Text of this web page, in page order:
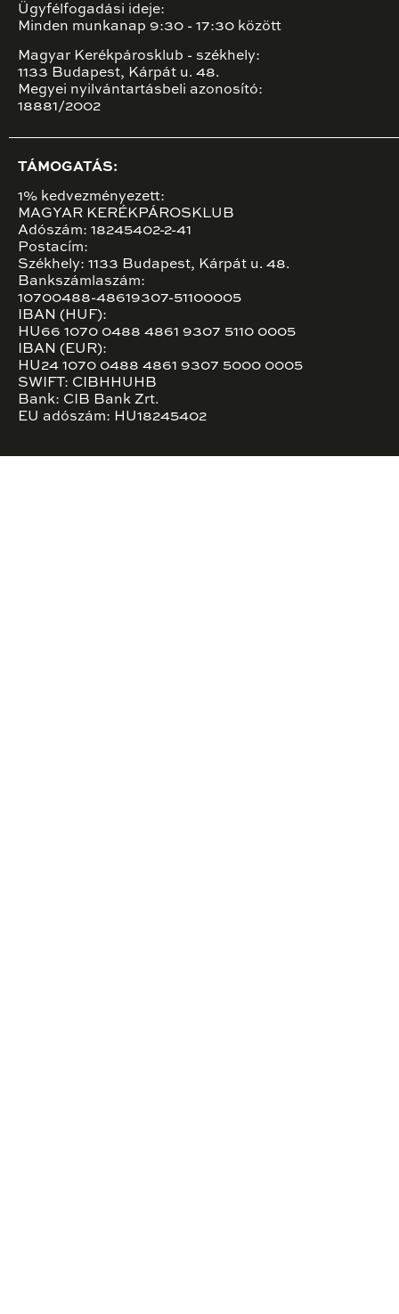
Ügyfélfogadási ideje:
Minden munkanap 9:30 - 17:30 között
Magyar Kerékpárosklub - székhely:
1133 Budapest, Kárpát u. 48.
Megyei nyilvántartásbeli azonosító:
18881/2002
TÁMOGATÁS:
1% kedvezményezett:
MAGYAR KERÉKPÁROSKLUB
Adószám: 18245402-2-41
Postacím:
Székhely: 1133 Budapest, Kárpát u. 48.
Bankszámlaszám:
10700488-48619307-51100005
IBAN (HUF):
HU66 1070 0488 4861 9307 5110 0005
IBAN (EUR):
HU24 1070 0488 4861 9307 5000 0005
SWIFT: CIBHHUHB
Bank: CIB Bank Zrt.
EU adószám: HU18245402